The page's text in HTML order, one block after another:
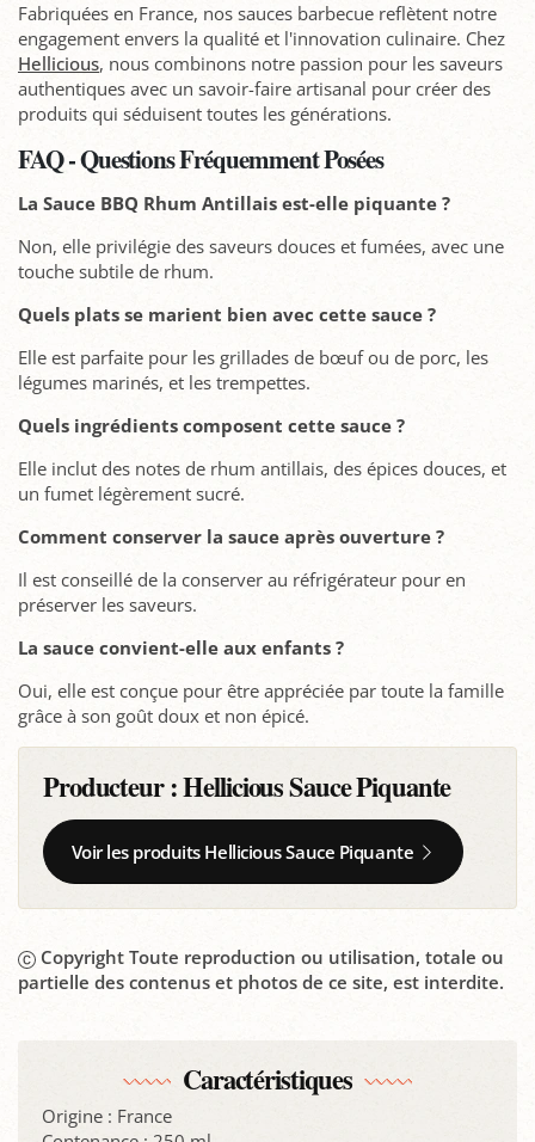
Fabriquées en France, nos sauces barbecue reflètent notre
engagement envers la qualité et l'innovation culinaire. Chez
Hellicious, nous combinons notre passion pour les saveurs
authentiques avec un savoir-faire artisanal pour créer des
produits qui séduisent toutes les générations.
FAQ - Questions Fréquemment Posées
La Sauce BBQ Rhum Antillais est-elle piquante ?
Non, elle privilégie des saveurs douces et fumées, avec une
touche subtile de rhum.
Quels plats se marient bien avec cette sauce ?
Elle est parfaite pour les grillades de bœuf ou de porc, les
légumes marinés, et les trempettes.
Quels ingrédients composent cette sauce ?
Elle inclut des notes de rhum antillais, des épices douces, et
un fumet légèrement sucré.
Comment conserver la sauce après ouverture ?
Il est conseillé de la conserver au réfrigérateur pour en
préserver les saveurs.
La sauce convient-elle aux enfants ?
Oui, elle est conçue pour être appréciée par toute la famille
grâce à son goût doux et non épicé.
Producteur :Hellicious Sauce Piquante
Voir les produits Hellicious Sauce Piquante
Copyright Toute reproduction ou utilisation, totale ou
partielle des contenus et photos de ce site, est interdite.
Caractéristiques
Origine : France